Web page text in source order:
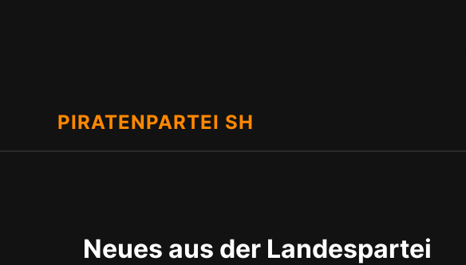
PIRATENPARTEI SH
Neues aus der Landespartei